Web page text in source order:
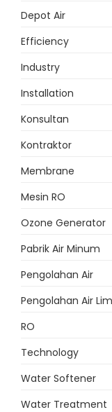
Depot Air
Efficiency
Industry
Installation
Konsultan
Kontraktor
Membrane
Mesin RO
Ozone Generator
Pabrik Air Minum
Pengolahan Air
Pengolahan Air
RO
Technology
Water Softener
Water Treatment